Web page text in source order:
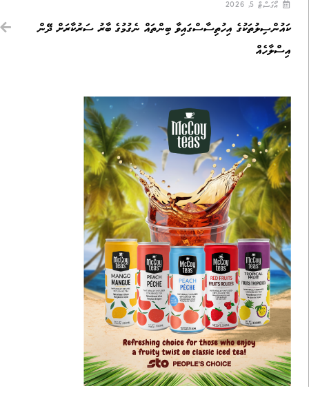
އޯގަސްޓް 5, 2026
ކައުންސިލުތަކުގެ އިހުތިސާސްގައިވާ ބިންތައް ނެގުމުގެ ބާރު ސަރުކާރަށް ދޭން
އިސްލާހެއް